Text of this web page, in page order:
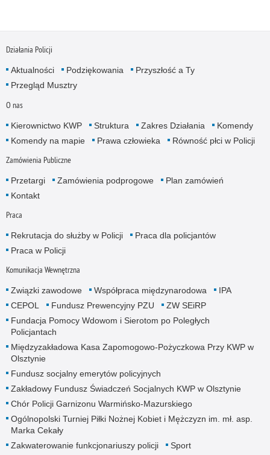
Działania Policji
Aktualności Podziękowania
Przyszłość a Ty
Przegląd Musztry
O nas
Kierownictwo KWP Struktura Zakres Działania
Komendy
Komendy na mapie
Prawa człowieka Równość płci w Policji
Zamówienia Publiczne
Przetargi Zamówienia podprogowe
Plan zamówień
Kontakt
Praca
Rekrutacja do służby w Policji
Praca dla policjantów
Praca w Policji
Komunikacja Wewnętrzna
Związki zawodowe Współpraca międzynarodowa
IPA
CEPOL
Fundusz Prewencyjny PZU
ZW SEiRP
Fundacja Pomocy Wdowom i Sierotom po Poległych
Policjantach
Międzyzakładowa Kasa Zapomogowo-Pożyczkowa Przy KWP w
Olsztynie
Fundusz socjalny emerytów policyjnych
Zakładowy Fundusz Świadczeń Socjalnych KWP w Olsztynie
Chór Policji Garnizonu Warmińsko-Mazurskiego
Ogólnopolski Turniej Piłki Nożnej Kobiet i Mężczyzn im. mł. asp.
Marka Cekały
Zakwaterowanie funkcjonariuszy policji
Sport